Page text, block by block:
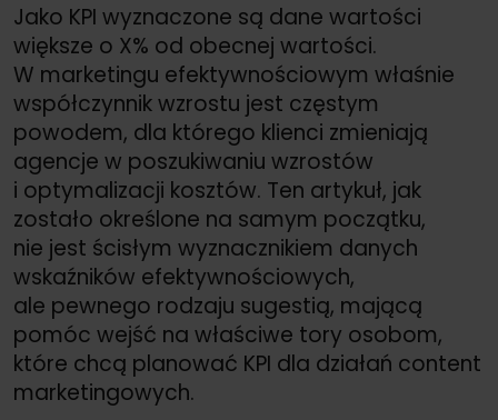
Jako KPI wyznaczone są dane wartości
większe o X% od obecnej wartości.
W marketingu efektywnościowym właśnie
współczynnik wzrostu jest częstym
powodem, dla którego klienci zmieniają
agencje w poszukiwaniu wzrostów
i optymalizacji kosztów. Ten artykuł, jak
zostało określone na samym początku,
nie jest ścisłym wyznacznikiem danych
wskaźników efektywnościowych,
ale pewnego rodzaju sugestią, mającą
pomóc wejść na właściwe tory osobom,
które chcą planować KPI dla działań content
marketingowych.